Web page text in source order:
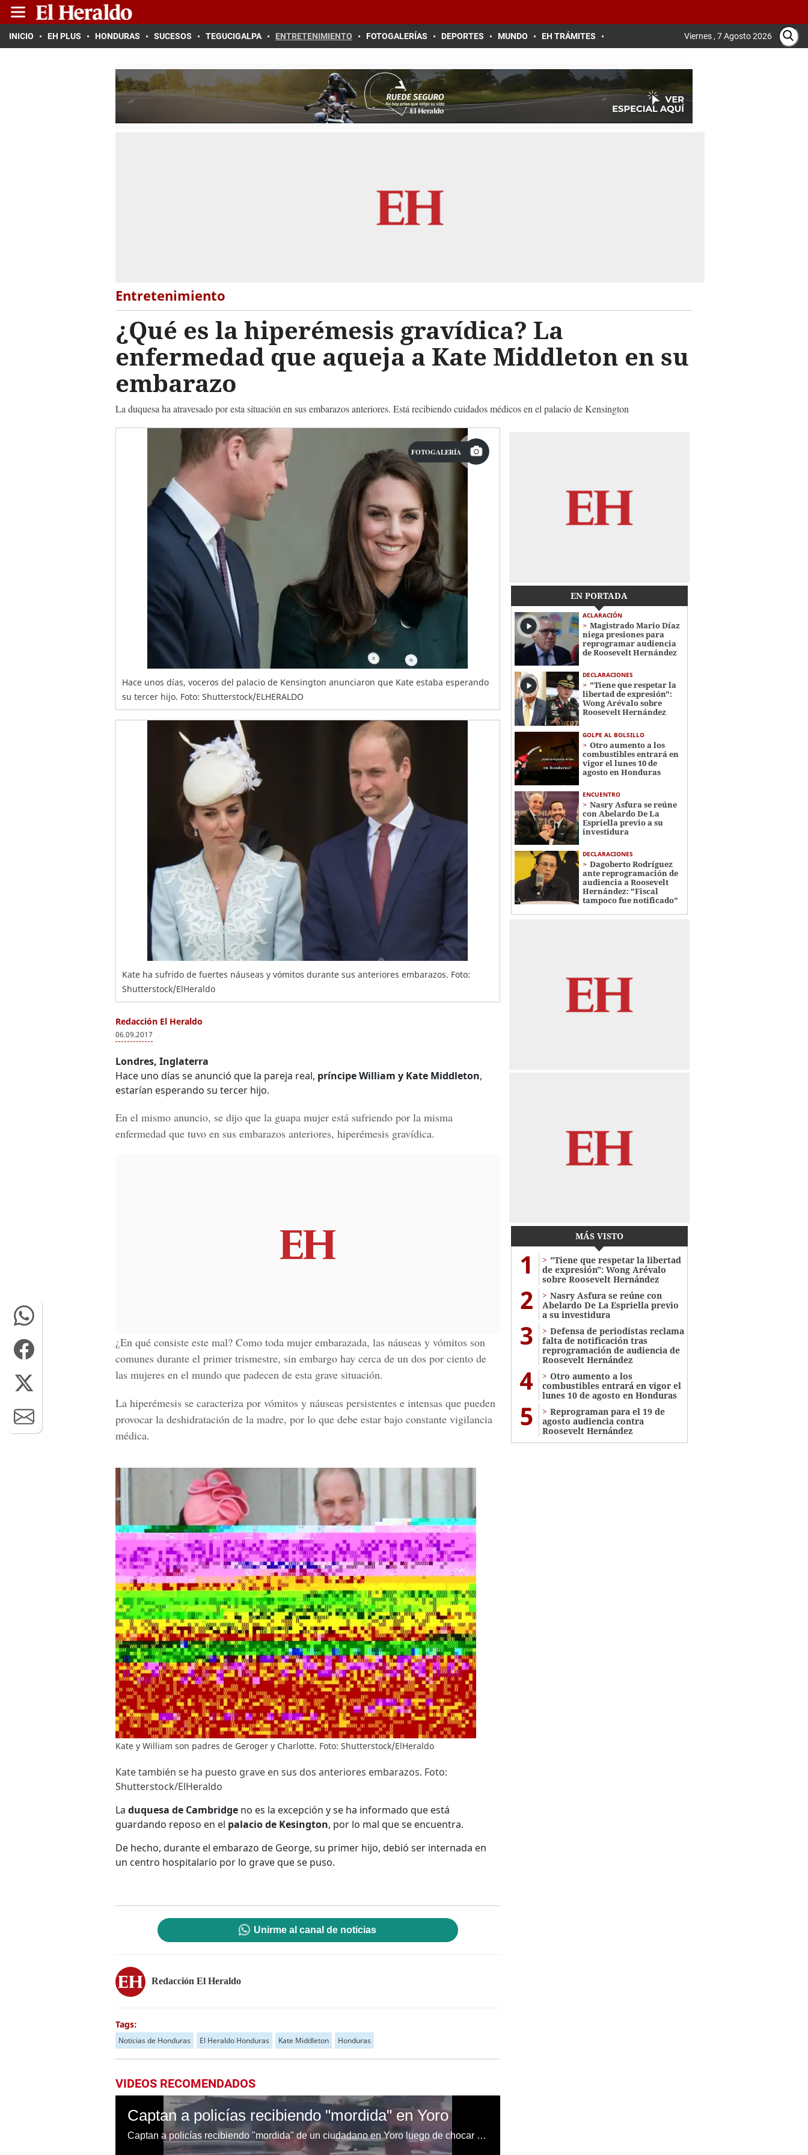
INICIO EH PLUS HONDURAS SUCESOS TEGUCIGALPA ENTRETENIMIENTO FOTOGALERÍAS DEPORTES MUNDO EH TRÁMITES Viernes , 7 Agosto 2026
Entretenimiento
¿Qué es la hiperémesis gravídica? La
enfermedad que aqueja a Kate Middleton en su
embarazo
La duquesa ha atravesado por esta situación en sus embarazos anteriores. Está recibiendo cuidados médicos en el palacio de Kensington
FOTOGALERÍA
Hace unos días, voceros del palacio de Kensington anunciaron que Kate estaba esperando
su tercer hijo. Foto: Shutterstock/ELHERALDO
Kate ha sufrido de fuertes náuseas y vómitos durante sus anteriores embarazos. Foto:
Shutterstock/ElHeraldo
Redacción El Heraldo
06.09.2017
Londres, Inglaterra
Hace uno días se anunció que la pareja real, príncipe William y Kate Middleton,
estarían esperando su tercer hijo.
En el mismo anuncio, se dijo que la guapa mujer está sufriendo por la misma
enfermedad que tuvo en sus embarazos anteriores, hiperémesis gravídica.
¿En qué consiste este mal? Como toda mujer embarazada, las náuseas y vómitos son
comunes durante el primer trismestre, sin embargo hay cerca de un dos por ciento de
las mujeres en el mundo que padecen de esta grave situación.
La hiperémesis se caracteriza por vómitos y náuseas persistentes e intensas que pueden
provocar la deshidratación de la madre, por lo que debe estar bajo constante vigilancia
médica.
Kate y William son padres de Geroger y Charlotte. Foto: Shutterstock/ElHeraldo
Kate también se ha puesto grave en sus dos anteriores embarazos. Foto:
Shutterstock/ElHeraldo
La duquesa de Cambridge no es la excepción y se ha informado que está
guardando reposo en el palacio de Kesington, por lo mal que se encuentra.
De hecho, durante el embarazo de George, su primer hijo, debió ser internada en
un centro hospitalario por lo grave que se puso.
Unirme al canal de noticias
Redacción El Heraldo
Tags:
Noticias de Honduras El Heraldo Honduras Kate Middleton Honduras
VIDEOS RECOMENDADOS
Captan a policías recibiendo "mordida" en Yoro
Captan a policías recibiendo "mordida" de un ciudadano en Yoro luego de chocar una patrulla
EN PORTADA
ACLARACIÓN
Magistrado Mario Díaz
niega presiones para
reprogramar audiencia
de Roosevelt Hernández
DECLARACIONES
"Tiene que respetar la
libertad de expresión":
Wong Arévalo sobre
Roosevelt Hernández
GOLPE AL BOLSILLO
Otro aumento a los
combustibles entrará en
vigor el lunes 10 de
agosto en Honduras
ENCUENTRO
Nasry Asfura se reúne
con Abelardo De La
Espriella previo a su
investidura
DECLARACIONES
Dagoberto Rodríguez
ante reprogramación de
audiencia a Roosevelt
Hernández: "Fiscal
tampoco fue notificado"
MÁS VISTO
1
"Tiene que respetar la libertad
de expresión": Wong Arévalo
sobre Roosevelt Hernández
2
Nasry Asfura se reúne con
Abelardo De La Espriella previo
a su investidura
3
Defensa de periodistas reclama
falta de notificación tras
reprogramación de audiencia de
Roosevelt Hernández
4
Otro aumento a los
combustibles entrará en vigor el
lunes 10 de agosto en Honduras
5
Reprograman para el 19 de
agosto audiencia contra
Roosevelt Hernández